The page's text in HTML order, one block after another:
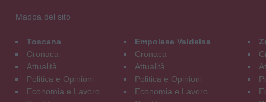
Mappa del sito
Toscana
Cronaca
Attualità
Politica e Opinioni
Economia e Lavoro
Empolese Valdelsa
Cronaca
Attualità
Politica e Opinioni
Economia e Lavoro